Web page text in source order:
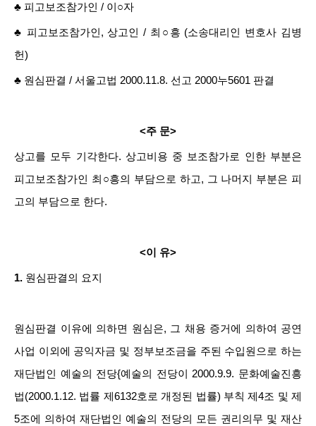
♣ 피고보조참가인 / 이○자
♣ 피고보조참가인, 상고인 / 최○흥 (소송대리인 변호사 김병
헌)
♣ 원심판결 / 서울고법 2000.11.8. 선고 2000누5601 판결
<주 문>
상고를 모두 기각한다. 상고비용 중 보조참가로 인한 부분은
피고보조참가인 최○흥의 부담으로 하고, 그 나머지 부분은 피
고의 부담으로 한다.
<이 유>
1. 원심판결의 요지
원심판결 이유에 의하면 원심은, 그 채용 증거에 의하여 공연
사업 이외에 공익자금 및 정부보조금을 주된 수입원으로 하는
재단법인 예술의 전당{예술의 전당이 2000.9.9. 문화예술진흥
법(2000.1.12. 법률 제6132호로 개정된 법률) 부칙 제4조 및 제
5조에 의하여 재단법인 예술의 전당의 모든 권리의무 및 재산